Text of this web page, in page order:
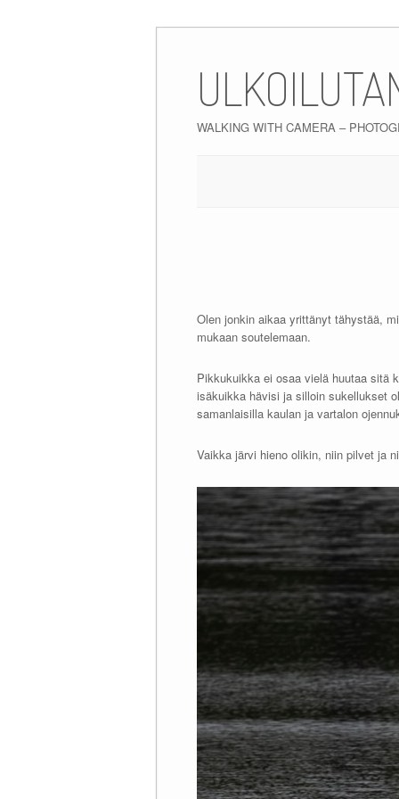
content
WALKING WITH CAMERA –
Olen jonkin aikaa yrittänyt tähystää,
mukaan soutelemaan.
Pikkukuikka ei osaa vielä huutaa sitä
isäkuikka hävisi ja silloin sukellukset
samanlaisilla kaulan ja vartalon
Vaikka järvi hieno olikin, niin pilvet ja